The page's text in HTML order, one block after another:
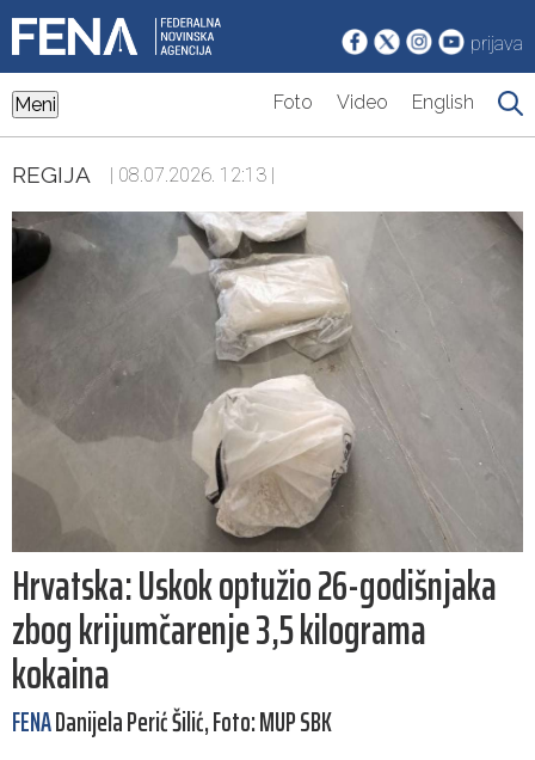
prijava
Meni Foto Video English
REGIJA | 08.07.2026. 12:13 |
Hrvatska: Uskok optužio 26-godišnjaka
zbog krijumčarenje 3,5 kilograma
kokaina
FENADanijela Perić Šilić, Foto: MUP SBK